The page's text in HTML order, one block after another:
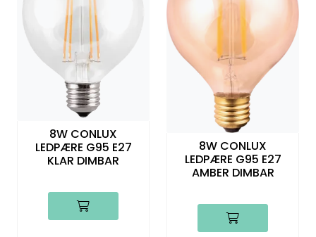
8W CONLUX
LEDPÆRE G95 E27
KLAR DIMBAR
8W CONLUX
LEDPÆRE G95 E27
AMBER DIMBAR